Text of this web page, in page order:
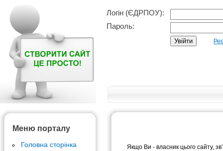
Логін (ЄДРПОУ):
Пароль:
Меню порталу
Головна сторінка
Якщо Ви - власник цього сайту,